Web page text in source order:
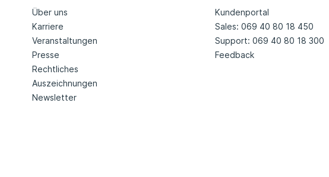
Über uns
Karriere
Veranstaltungen
Presse
Rechtliches
Auszeichnungen
Newsletter
Kundenportal
Sales: 069 40 80 18 450
Support: 069 40 80 18 300
Feedback